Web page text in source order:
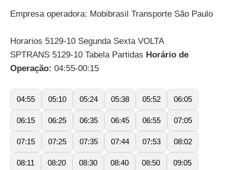
Empresa operadora: Mobibrasil Transporte São Paulo
Horarios 5129-10 Segunda Sexta VOLTA
SPTRANS 5129-10 Tabela Partidas Horário de
Operação: 04:55-00:15
04:55 05:10 05:24 05:38 05:52 06:05
06:15 06:25 06:35 06:45 06:55 07:05
07:15 07:25 07:35 07:44 07:53 08:02
08:11 08:20 08:30 08:40 08:50 09:05